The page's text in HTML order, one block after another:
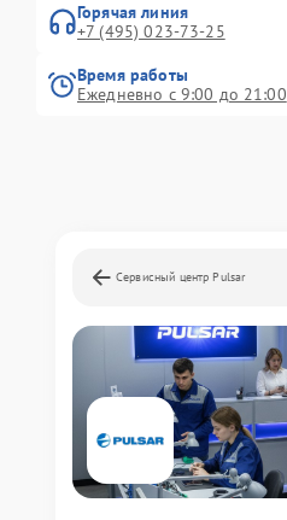
Горячая линия
+7 (495) 023-73-25
Время работы
Ежедневно с 9:00 до 21:00
Сервисный центр Pulsar